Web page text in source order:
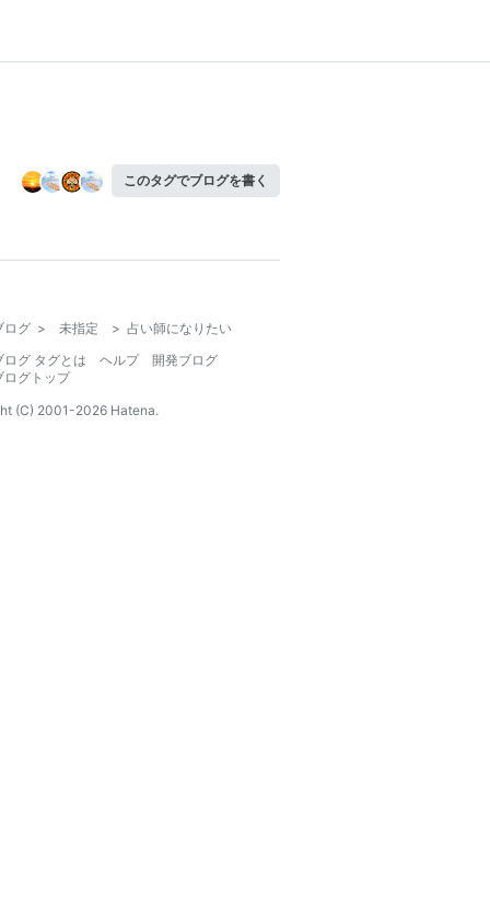
このタグでブログを書く
ログ > 未指定 > 占い師になりたい
ログ タグとは
ヘルプ
開発ブログ
ログトップ
(C) 2001-2026 Hatena.